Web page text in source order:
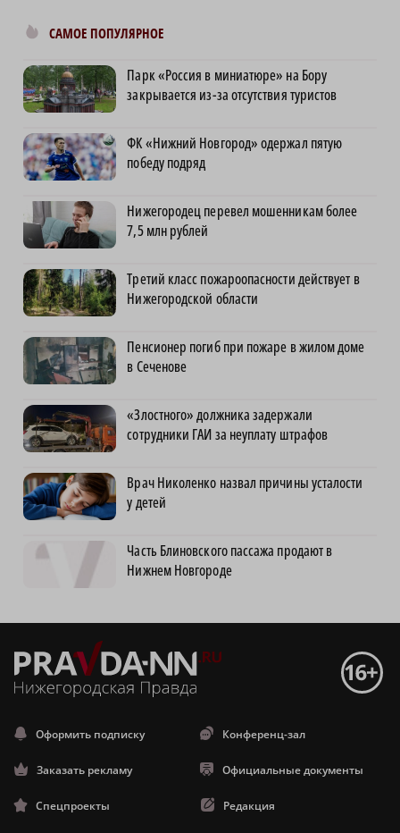
САМОЕ ПОПУЛЯРНОЕ
Парк «Россия в миниатюре» на Бору
закрывается из-за отсутствия туристов
ФК «Нижний Новгород» одержал пятую
победу подряд
Нижегородец перевел мошенникам более
7,5 млн рублей
Третий класс пожароопасности действует в
Нижегородской области
Пенсионер погиб при пожаре в жилом доме
в Сеченове
«Злостного» должника задержали
сотрудники ГАИ за неуплату штрафов
Врач Николенко назвал причины усталости
у детей
Часть Блиновского пассажа продают в
Нижнем Новгороде
Оформить подписку Конференц-зал
Заказать рекламу Официальные документы
Спецпроекты Редакция